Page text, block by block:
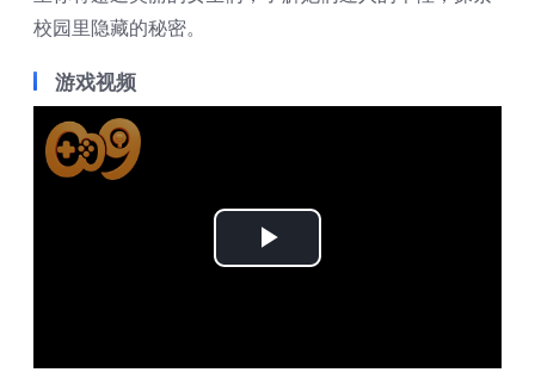
校园里隐藏的秘密。
游戏视频
Play